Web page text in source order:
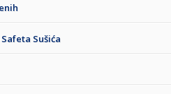
Sušića